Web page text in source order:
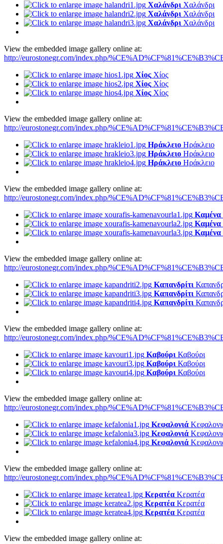
Χαλάνδρι Χαλάνδρι
Χαλάνδρι Χαλάνδρι
Χαλάνδρι Χαλάνδρι
View the embedded image gallery online at:
http://eurostonegr.com/index.php/
Χίος Χίος
Χίος Χίος
Χίος Χίος
View the embedded image gallery online at:
http://eurostonegr.com/index.php/
Ηράκλειο Ηράκλειο
Ηράκλειο Ηράκλειο
Ηράκλειο Ηράκλειο
View the embedded image gallery online at:
http://eurostonegr.com/index.php/
Καμένα
Καμένα
Καμένα
View the embedded image gallery online at:
http://eurostonegr.com/index.php/
Καπανδρίτι
Καπανδρίτι
Καπανδρίτι
View the embedded image gallery online at:
http://eurostonegr.com/index.php/
Καβούρι Καβούρι
Καβούρι Καβούρι
Καβούρι Καβούρι
View the embedded image gallery online at:
http://eurostonegr.com/index.php/
Κεφαλονιά
Κεφαλονιά
Κεφαλονιά
View the embedded image gallery online at:
http://eurostonegr.com/index.php/
Κερατέα Κερατέα
Κερατέα Κερατέα
Κερατέα Κερατέα
View the embedded image gallery online at: